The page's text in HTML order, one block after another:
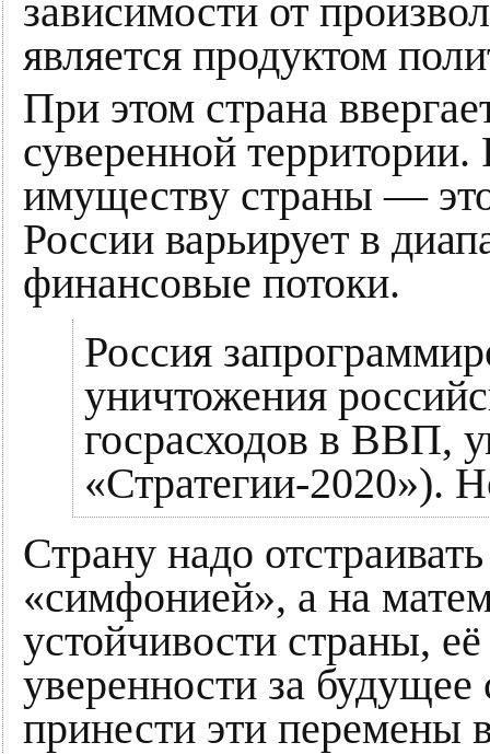
зависимости от
является продуктом
При этом страна
суверенной
имуществу страны —
России варьирует в
финансовые потоки.
Россия
уничтожения
госрасходов в ВВП,
«Стратегии-2020»).
Страну надо
«симфонией», а на
устойчивости страны,
уверенности за
принести эти перемены